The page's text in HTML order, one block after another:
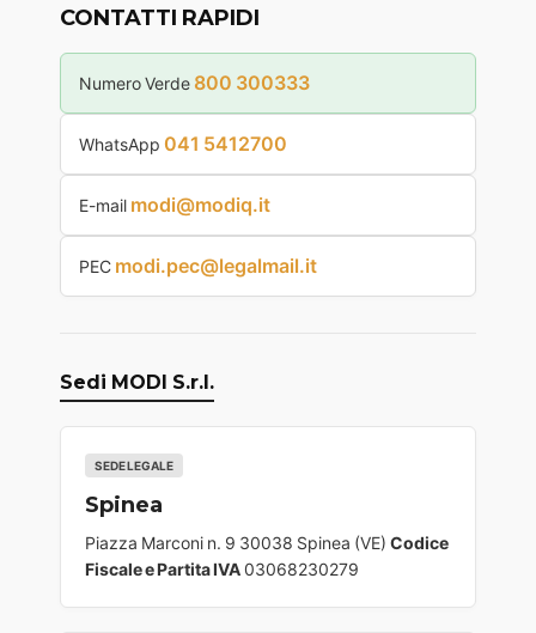
CONTATTI RAPIDI
Numero Verde 800 300333
WhatsApp 041 5412700
E-mail modi@modiq.it
PEC modi.pec@legalmail.it
Sedi MODI S.r.l.
SEDE LEGALE
Spinea
Piazza Marconi n. 9 30038 Spinea (VE) Codice
Fiscale e Partita IVA03068230279